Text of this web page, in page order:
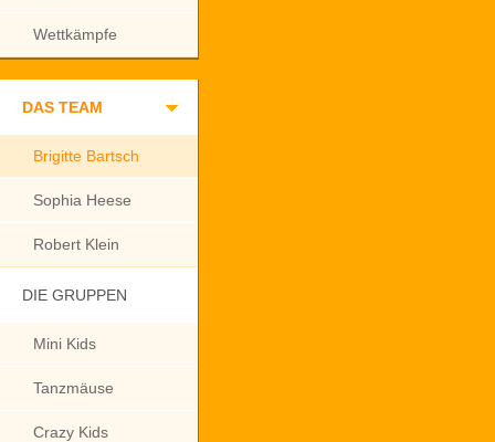
Wettkämpfe
DAS TEAM
Brigitte Bartsch
Sophia Heese
Robert Klein
DIE GRUPPEN
Mini Kids
Tanzmäuse
Crazy Kids